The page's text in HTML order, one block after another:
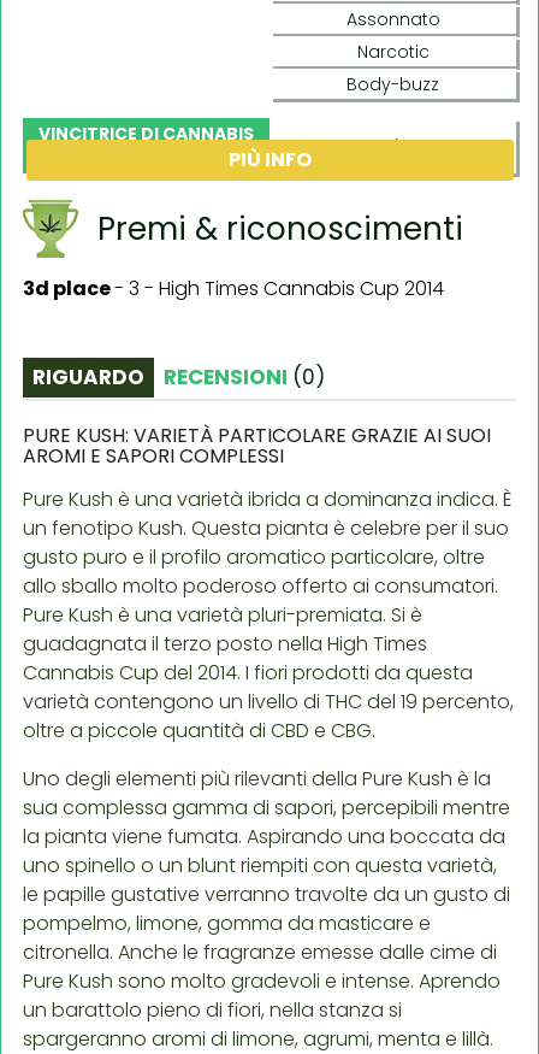
Assonnato
Narcotic
Body-buzz
VINCITRICE DI CANNABIS
Sì
PIÙ INFO
Premi & riconoscimenti
3d place- 3 - High Times Cannabis Cup 2014
RIGUARDO RECENSIONI (0)
PURE KUSH: VARIETÀ PARTICOLARE GRAZIE AI SUOI
AROMI E SAPORI COMPLESSI
Pure Kush è una varietà ibrida a dominanza indica. È
un fenotipo Kush. Questa pianta è celebre per il suo
gusto puro e il profilo aromatico particolare, oltre
allo sballo molto poderoso offerto ai consumatori.
Pure Kush è una varietà pluri-premiata. Si è
guadagnata il terzo posto nella High Times
Cannabis Cup del 2014. I fiori prodotti da questa
varietà contengono un livello di THC del 19 percento,
oltre a piccole quantità di CBD e CBG.
Uno degli elementi più rilevanti della Pure Kush è la
sua complessa gamma di sapori, percepibili mentre
la pianta viene fumata. Aspirando una boccata da
uno spinello o un blunt riempiti con questa varietà,
le papille gustative verranno travolte da un gusto di
pompelmo, limone, gomma da masticare e
citronella. Anche le fragranze emesse dalle cime di
Pure Kush sono molto gradevoli e intense. Aprendo
un barattolo pieno di fiori, nella stanza si
spargeranno aromi di limone, agrumi, menta e lillà.